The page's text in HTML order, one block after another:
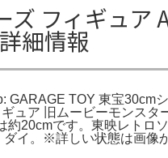
フィギュア
細情報
TOY 東宝30cm
ア 旧ムービーモンスタ
20cmです。東映レトロ
イ。※詳しい状態は画像